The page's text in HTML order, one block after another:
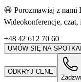
😷 Porozmawiaj z
Wideokonferencje,
+48 42 612 70 60
UMÓW SIĘ NA
ODKRYJ CENĘ